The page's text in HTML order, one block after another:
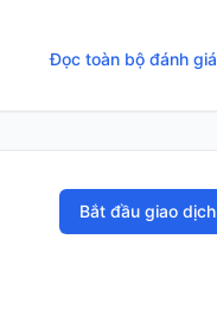
Đọc toàn bộ đánh giá
Bắt đầu giao dịch